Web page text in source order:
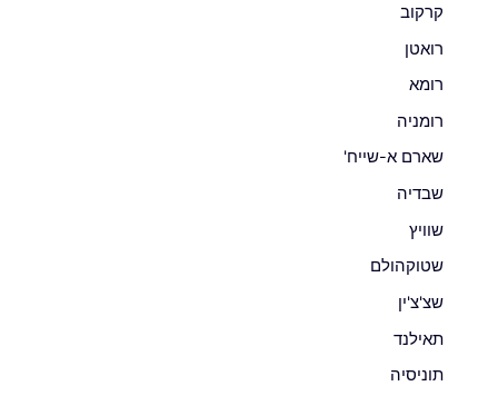
קרקוב
רואטן
רומא
רומניה
שארם א-שייח'
שבדיה
שוויץ
שטוקהולם
שצ'צ'ין
תאילנד
תוניסיה